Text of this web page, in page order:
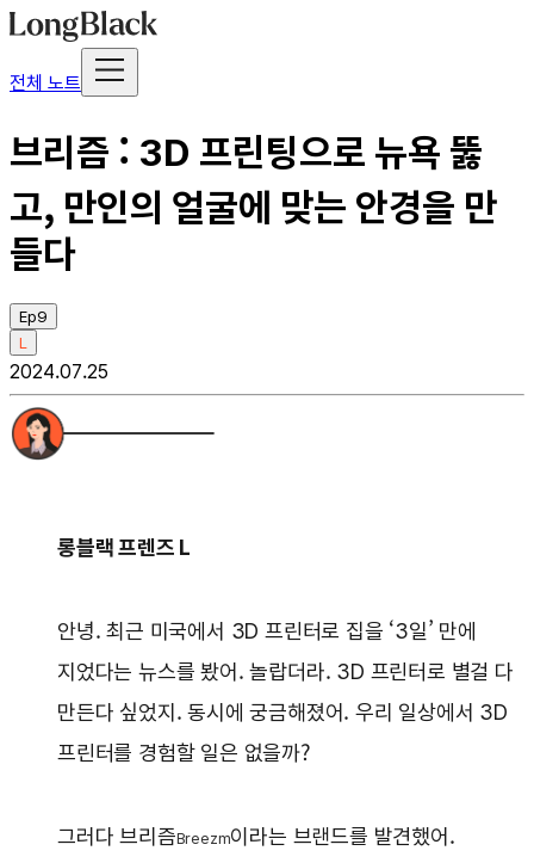
전체 노트
브리즘 : 3D 프린팅으로 뉴욕 뚫
고, 만인의 얼굴에 맞는 안경을 만
들다
Ep9
L
2024.07.25
롱블랙 프렌즈 L
안녕. 최근 미국에서 3D 프린터로 집을 ‘3일’ 만에
지었다는 뉴스를 봤어. 놀랍더라. 3D 프린터로 별걸 다
만든다 싶었지. 동시에 궁금해졌어. 우리 일상에서 3D
프린터를 경험할 일은 없을까?
그러다 브리즘Breezm이라는 브랜드를 발견했어.